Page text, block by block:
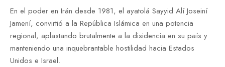
En el poder en Irán desde 1981, el ayatolá Sayyid Alí Joseiní
Jamení, convirtió a la República Islámica en una potencia
regional, aplastando brutalmente a la disidencia en su país y
manteniendo una inquebrantable hostilidad hacia Estados
Unidos e Israel.